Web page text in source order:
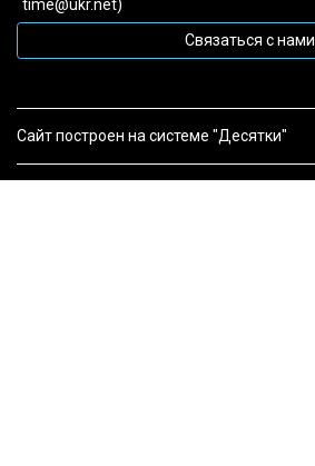
time@ukr.net)
Связаться с нами
Сайт построен на системе "Десятки"